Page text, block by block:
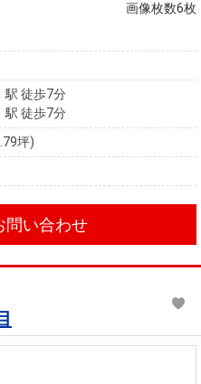
画像枚数6枚
駅 徒歩7分
駅 徒歩7分
坪)
問い合わせ